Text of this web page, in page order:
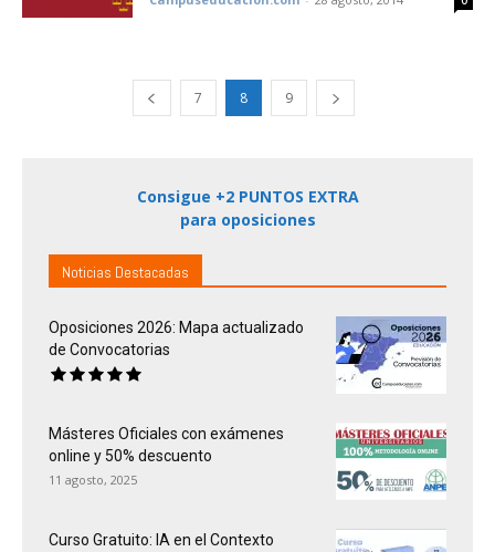
7 8 9
Consigue +2 PUNTOS EXTRA
para oposiciones
Noticias Destacadas
Oposiciones 2026: Mapa actualizado
de Convocatorias
Másteres Oficiales con exámenes
online y 50% descuento
11 agosto, 2025
Curso Gratuito: IA en el Contexto